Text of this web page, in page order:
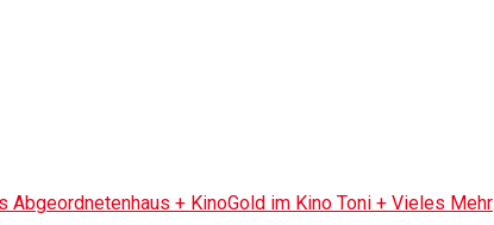
Abgeordnetenhaus + KinoGold im Kino Toni + Vieles Mehr